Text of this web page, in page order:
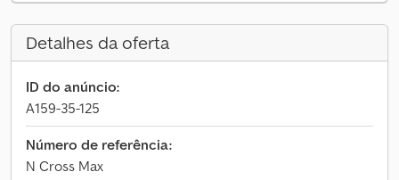
Detalhes da oferta
ID do anúncio:
A159-35-125
Número de referência:
N Cross Max